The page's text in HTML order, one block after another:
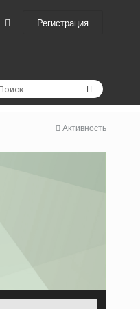
Регистрация
Активность